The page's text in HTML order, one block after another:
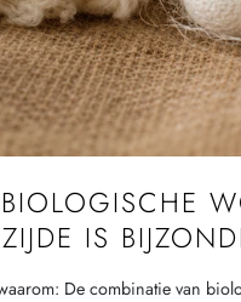
IS
De combinatie van